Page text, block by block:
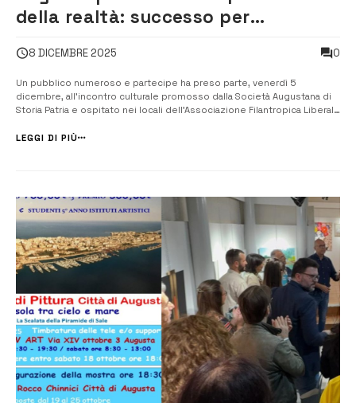
della realtà: successo per
di Storia patria dedicato a Verga
8 DICEMBRE 2025 0
Un pubblico numeroso e partecipe ha preso parte, venerdì 5
dicembre, all’incontro culturale promosso dalla Società Augustana di
Storia Patria e ospitato nei locali dell’Associazione Filantropica Liberale
realtà”, è stata dedicata a Giovanni Verga e alla sua produzione
LEGGI DI PIÙ